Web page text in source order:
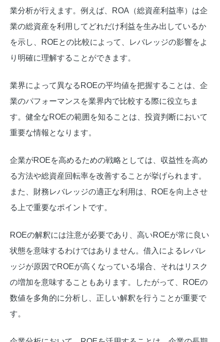
業分析が行えます。例えば、ROA（総資産利益率）は企
業の総資産を利用してどれだけ利益を生み出しているか
を示し、ROEとの比較によって、レバレッジの影響をよ
り明確に理解することができます。
業界によって異なるROEの平均値を把握することは、企
業のパフォーマンスを業界内で比較する際に役立ちま
す。健全なROEの範囲を知ることは、投資判断において
重要な情報となります。
企業がROEを高めるための戦略としては、収益性を高め
る方法や総資産回転率を改善することが挙げられます。
また、財務レバレッジの適正な利用は、ROEを向上させ
る上で重要なポイントです。
ROEの解釈には注意が必要であり、高いROEが常に良い
状態を意味するわけではありません。借入によるレバレ
ッジが原因でROEが高くなっている場合、それはリスク
の増加を意味することもあります。したがって、ROEの
数値を多角的に分析し、正しい解釈を行うことが重要で
す。